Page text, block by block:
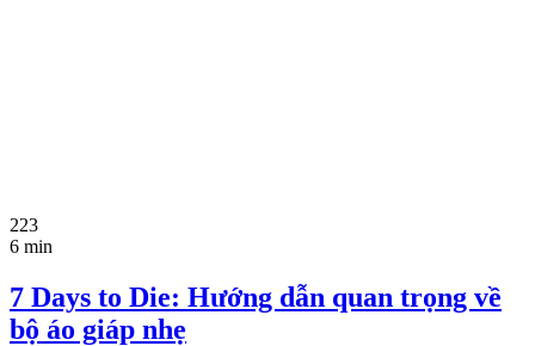
223
6 min
7 Days to Die: Hướng dẫn quan trọng về
bộ áo giáp nhẹ